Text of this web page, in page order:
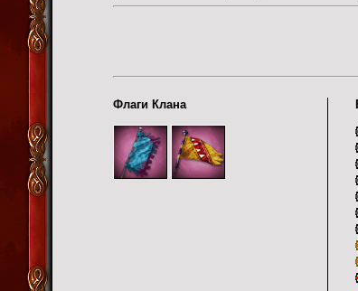
Флаги Клана